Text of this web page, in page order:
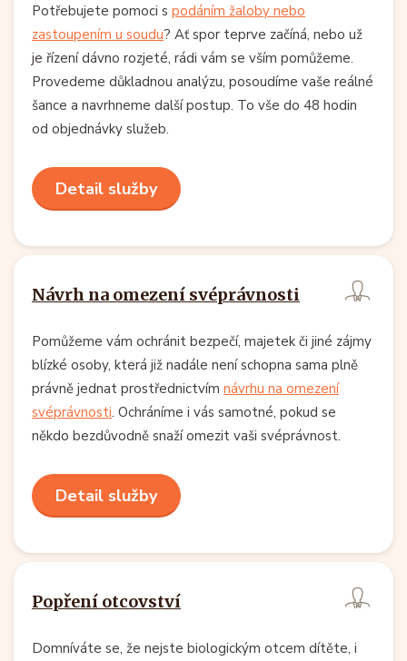
Potřebujete pomoci s podáním žaloby nebo
zastoupením u soudu? Ať spor teprve začíná, nebo už
je řízení dávno rozjeté, rádi vám se vším pomůžeme.
Provedeme důkladnou analýzu, posoudíme vaše reálné
šance a navrhneme další postup. To vše do 48 hodin
od objednávky služeb.
Detail služby
Návrh na omezení svéprávnosti
Pomůžeme vám ochránit bezpečí, majetek či jiné zájmy
blízké osoby, která již nadále není schopna sama plně
právně jednat prostřednictvím návrhu na omezení
svéprávnosti. Ochráníme i vás samotné, pokud se
někdo bezdůvodně snaží omezit vaši svéprávnost.
Detail služby
Popření otcovství
Domníváte se, že nejste biologickým otcem dítěte, i